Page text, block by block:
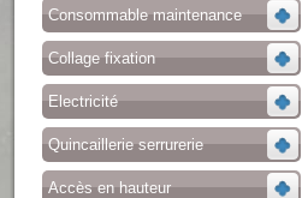
Consommable maintenance
Collage fixation
Electricité
Quincaillerie serrurerie
Accès en hauteur